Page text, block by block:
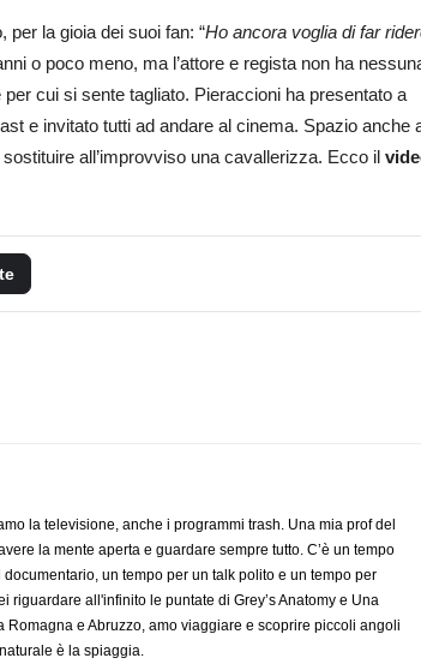
per la gioia dei suoi fan: “Ho ancora voglia di far
o poco meno, ma l’attore e regista non ha
cui si sente tagliato. Pieraccioni ha presentato a
e invitato tutti ad andare al cinema. Spazio anche
all’improvviso una cavallerizza. Ecco il
la televisione, anche i programmi trash. Una mia prof del
la mente aperta e guardare sempre tutto. C’è un tempo
un tempo per un talk polito e un tempo per
riguardare all'infinito le puntate di Grey’s Anatomy e Una
Romagna e Abruzzo, amo viaggiare e scoprire piccoli angoli
è la spiaggia.